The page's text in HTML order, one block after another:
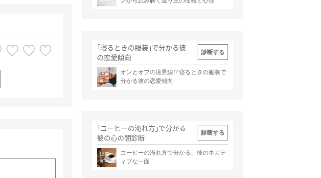
｢寝るときの服装｣で分かる彼
の恋愛傾向
診断する
出典
記事
オンとオフの境界線!? 寝るときの服装で
分かる彼の恋愛傾向
｢コーヒーの淹れ方｣で分かる
彼の心の闇診断
診断する
出典
記事
コーヒーの淹れ方で分かる、彼のネガテ
ィブな一面